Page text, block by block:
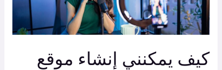
كيف يمكنني إنشاء موقع
موقع
إلكتروني
سوريا؟